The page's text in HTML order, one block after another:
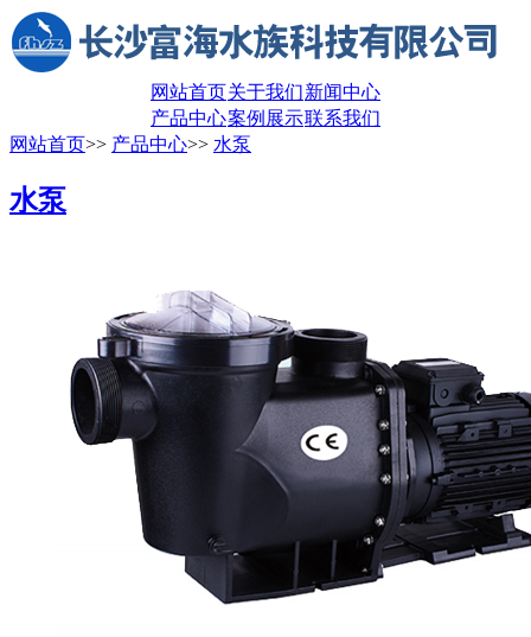
网站首页关于我们新闻中心
产品中心案例展示联系我们
网站首页>> 产品中心>> 水泵
水泵